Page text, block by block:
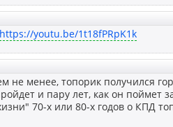
https://youtu.be/1t18fPRpK1k
не менее, топорик получился
и пару лет, как он поймет
70-х или 80-х годов о КПД